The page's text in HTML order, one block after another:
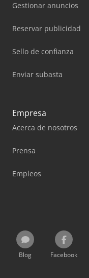
Gestionar anuncios
Reservar publicidad
Sello de confianza
Enviar subasta
Empresa
Acerca de nosotros
Prensa
Empleos
Blog Facebook